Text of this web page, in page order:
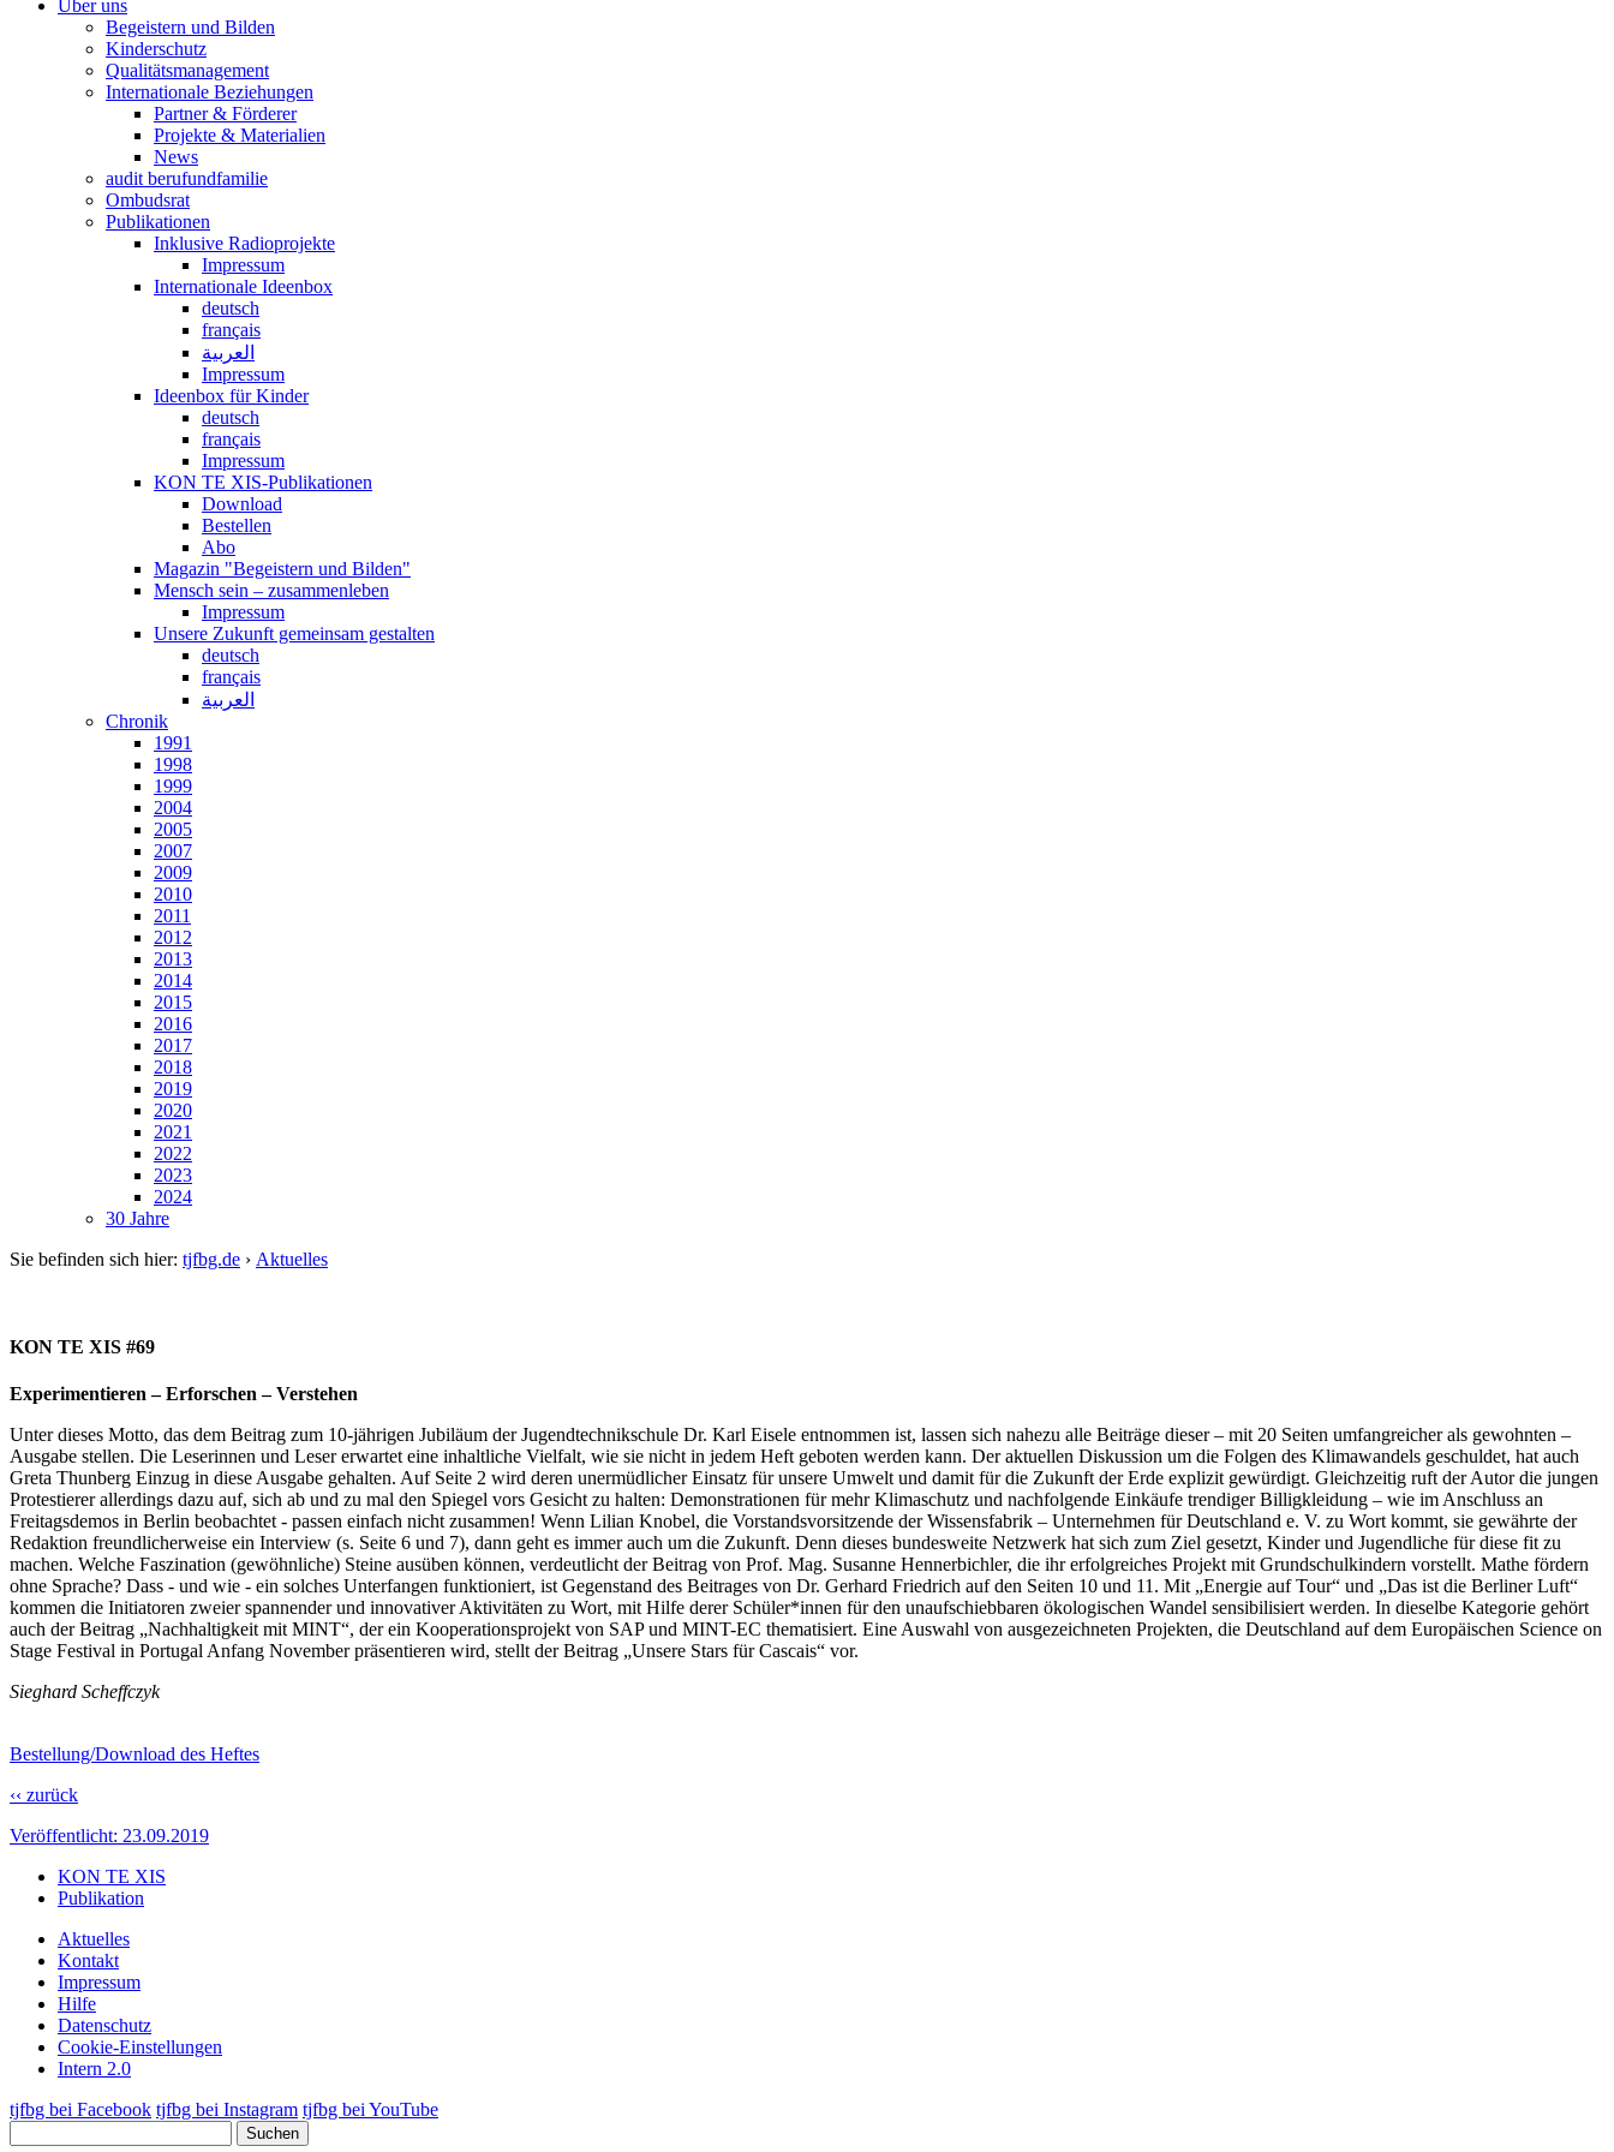
Über uns
Begeistern und Bilden
Kinderschutz
Qualitätsmanagement
Internationale Beziehungen
Partner & Förderer
Projekte & Materialien
News
audit berufundfamilie
Ombudsrat
Publikationen
Inklusive Radioprojekte
Impressum
Internationale Ideenbox
deutsch
français
العربية
Impressum
Ideenbox für Kinder
deutsch
français
Impressum
KON TE XIS-Publikationen
Download
Bestellen
Abo
Magazin "Begeistern und Bilden"
Mensch sein – zusammenleben
Impressum
Unsere Zukunft gemeinsam gestalten
deutsch
français
العربية
Chronik
1991
1998
1999
2004
2005
2007
2009
2010
2011
2012
2013
2014
2015
2016
2017
2018
2019
2020
2021
2022
2023
2024
30 Jahre
Sie befinden sich hier: tjfbg.de › Aktuelles
KON TE XIS #69
Experimentieren – Erforschen – Verstehen
Unter dieses Motto, das dem Beitrag zum 10-jährigen Jubiläum der Jugendtechnikschule Dr. Karl Eisele entnommen ist, lassen sich nahezu alle Beiträge dieser – mit 20 Seiten umfangreicher als gewohnten –
Ausgabe stellen. Die Leserinnen und Leser erwartet eine inhaltliche Vielfalt, wie sie nicht in jedem Heft geboten werden kann. Der aktuellen Diskussion um die Folgen des Klimawandels geschuldet, hat auch
Greta Thunberg Einzug in diese Ausgabe gehalten. Auf Seite 2 wird deren unermüdlicher Einsatz für unsere Umwelt und damit für die Zukunft der Erde explizit gewürdigt. Gleichzeitig ruft der Autor die jungen
Protestierer allerdings dazu auf, sich ab und zu mal den Spiegel vors Gesicht zu halten: Demonstrationen für mehr Klimaschutz und nachfolgende Einkäufe trendiger Billigkleidung – wie im Anschluss an
Freitagsdemos in Berlin beobachtet - passen einfach nicht zusammen! Wenn Lilian Knobel, die Vorstandsvorsitzende der Wissensfabrik – Unternehmen für Deutschland e. V. zu Wort kommt, sie gewährte der
Redaktion freundlicherweise ein Interview (s. Seite 6 und 7), dann geht es immer auch um die Zukunft. Denn dieses bundesweite Netzwerk hat sich zum Ziel gesetzt, Kinder und Jugendliche für diese fit zu
machen. Welche Faszination (gewöhnliche) Steine ausüben können, verdeutlicht der Beitrag von Prof. Mag. Susanne Hennerbichler, die ihr erfolgreiches Projekt mit Grundschulkindern vorstellt. Mathe fördern
ohne Sprache? Dass - und wie - ein solches Unterfangen funktioniert, ist Gegenstand des Beitrages von Dr. Gerhard Friedrich auf den Seiten 10 und 11. Mit „Energie auf Tour“ und „Das ist die Berliner Luft“
kommen die Initiatoren zweier spannender und innovativer Aktivitäten zu Wort, mit Hilfe derer Schüler*innen für den unaufschiebbaren ökologischen Wandel sensibilisiert werden. In dieselbe Kategorie gehört
auch der Beitrag „Nachhaltigkeit mit MINT“, der ein Kooperationsprojekt von SAP und MINT-EC thematisiert. Eine Auswahl von ausgezeichneten Projekten, die Deutschland auf dem Europäischen Science on
Stage Festival in Portugal Anfang November präsentieren wird, stellt der Beitrag „Unsere Stars für Cascais“ vor.
Sieghard Scheffczyk
Bestellung/Download des Heftes
‹‹ zurück
Veröffentlicht: 23.09.2019
KON TE XIS
Publikation
Aktuelles
Kontakt
Impressum
Hilfe
Datenschutz
Cookie-Einstellungen
Intern 2.0
tjfbg bei Facebook tjfbg bei Instagram tjfbg bei YouTube
Suchen